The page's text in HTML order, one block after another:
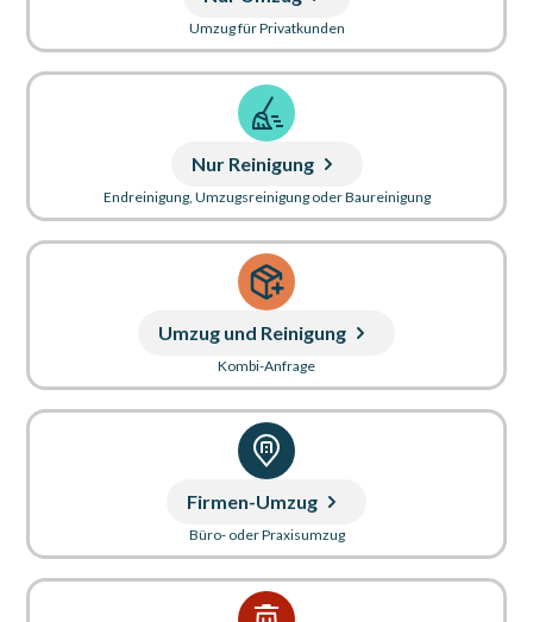
Umzug für Privatkunden
Nur Reinigung
Endreinigung, Umzugsreinigung oder Baureinigung
Umzug und Reinigung
Kombi-Anfrage
Firmen-Umzug
Büro- oder Praxisumzug